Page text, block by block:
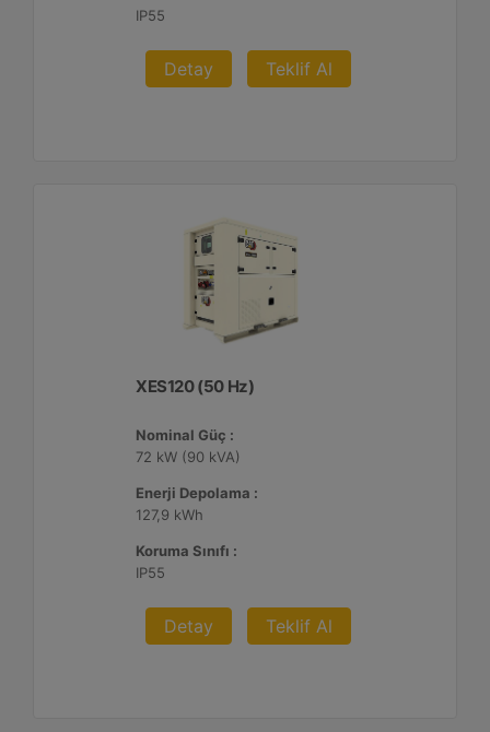
IP55
Detay Teklif Al
XES120 (50 Hz)
Nominal Güç :
72 kW (90 kVA)
Enerji Depolama :
127,9 kWh
Koruma Sınıfı :
IP55
Detay Teklif Al